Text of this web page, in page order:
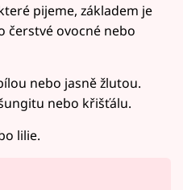
pijeme, základem je
čerstvé ovocné nebo
nebo jasně žlutou.
nebo křišťálu.
lilie.